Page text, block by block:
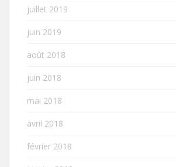
juillet 2019
juin 2019
août 2018
juin 2018
mai 2018
avril 2018
février 2018